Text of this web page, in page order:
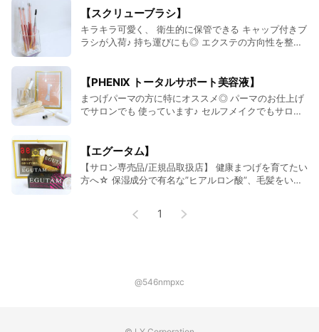
【スクリューブラシ】
キラキラ可愛く、 衛生的に保管できる キャップ付きブ
ラシが入荷♪ 持ち運びにも◎ エクステの方向性を整え
【PHENIX トータルサポート美容液】
まつげパーマの方に特にオススメ◎ パーマのお仕上げ
でサロンでも 使っています♪ セルフメイクでもサロン
配合”・”束感”が誰でも簡単に作れる♪ エクステが付い
ていても ご使用いただけます。
【エグータム】
【サロン専売品/正規品取扱店】 健康まつげを育てたい
方へ☆ 保湿成分で有名な”ヒアルロン酸”、毛髪をいた
しい成分をたくさん含み、まつげをケアして元気に育
1
@546nmpxc